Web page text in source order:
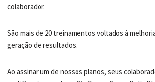
colaborador.
São mais de 20 treinamentos voltados à
geração de resultados.
Ao assinar um de nossos planos, seus